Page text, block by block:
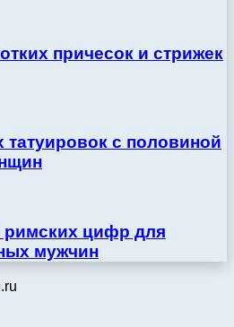
причесок и стрижек
татуировок с половиной
римских цифр для
мужчин